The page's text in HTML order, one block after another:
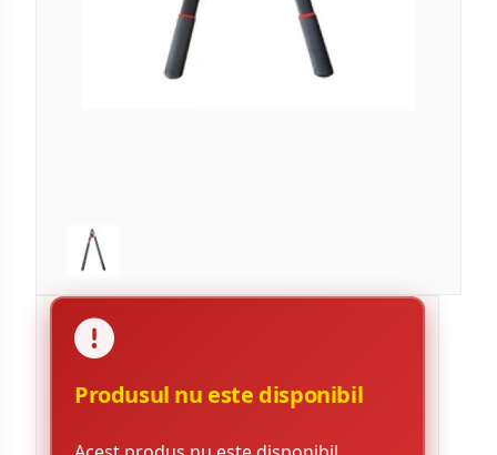
Produsul nu este disponibil